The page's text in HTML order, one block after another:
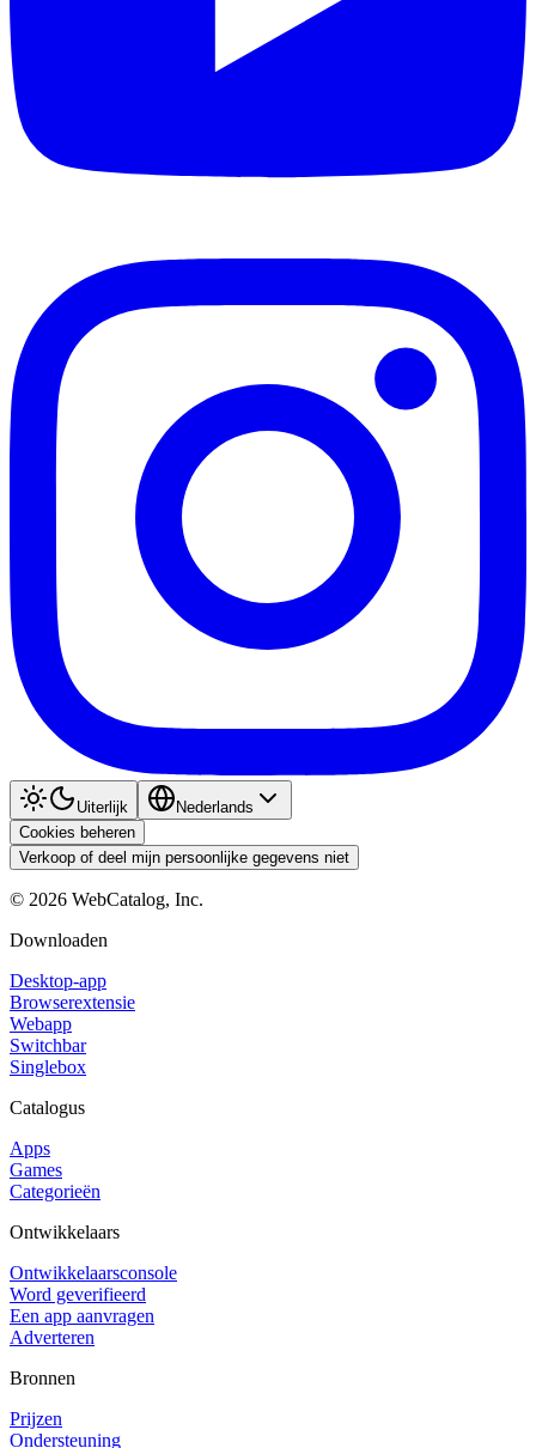
Uiterlijk
Nederlands
Cookies beheren
Verkoop of deel mijn persoonlijke gegevens niet
© 2026 WebCatalog, Inc.
Downloaden
Desktop-app
Browserextensie
Webapp
Switchbar
Singlebox
Catalogus
Apps
Games
Categorieën
Ontwikkelaars
Ontwikkelaarsconsole
Word geverifieerd
Een app aanvragen
Adverteren
Bronnen
Prijzen
Ondersteuning